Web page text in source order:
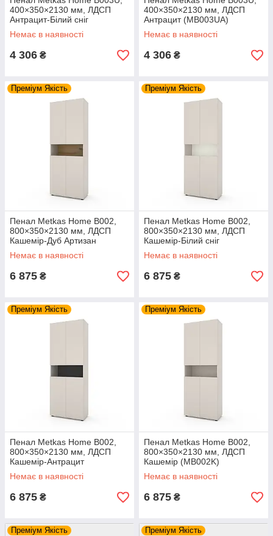
400×350×2130 мм, ЛДСП
Антрацит-Білий сніг
(MB003UAW)
Немає в наявності
4 306 ₴
400×350×2130 мм, ЛДСП
Антрацит (MB003UA)
Немає в наявності
4 306 ₴
Преміум Якість
Пенал Metkas Home B002,
800×350×2130 мм, ЛДСП
Кашемір-Дуб Артизан
(MB002KDA)
Немає в наявності
6 875 ₴
Преміум Якість
Пенал Metkas Home B002,
800×350×2130 мм, ЛДСП
Кашемір-Білий сніг
(MB002KW)
Немає в наявності
6 875 ₴
Преміум Якість
Пенал Metkas Home B002,
800×350×2130 мм, ЛДСП
Кашемір-Антрацит
(MB002KA)
Немає в наявності
6 875 ₴
Преміум Якість
Пенал Metkas Home B002,
800×350×2130 мм, ЛДСП
Кашемір (MB002K)
Немає в наявності
6 875 ₴
Преміум Якість Преміум Якість